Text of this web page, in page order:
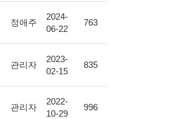
정애주
2024-
06-22
763
관리자
2023-
02-15
835
관리자
2022-
10-29
996